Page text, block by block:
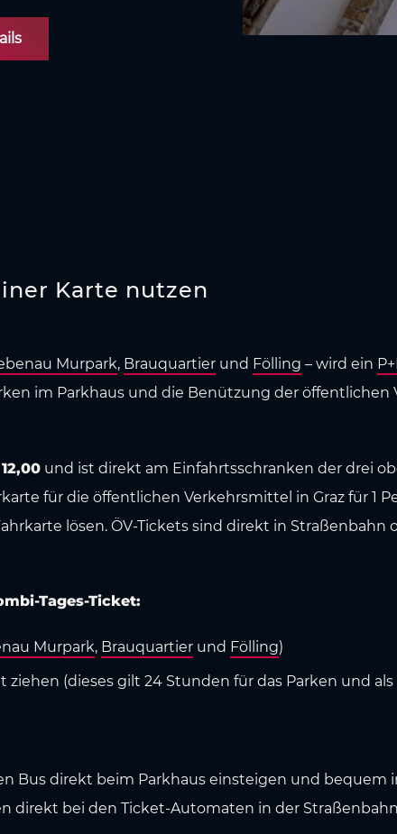
Karte nutzen
Murpark, Brauquartier und Fölling – wird ein
im Parkhaus und die Benützung der öffentlichen
und ist direkt am Einfahrtsschranken der drei
für die öffentlichen Verkehrsmittel in Graz für 1
lösen. ÖV-Tickets sind direkt in Straßenbahn
Tages-Ticket:
Murpark, Brauquartier und Fölling)
(dieses gilt 24 Stunden für das Parken und als
Bus direkt beim Parkhaus einsteigen und bequem
direkt bei den Ticket-Automaten in der